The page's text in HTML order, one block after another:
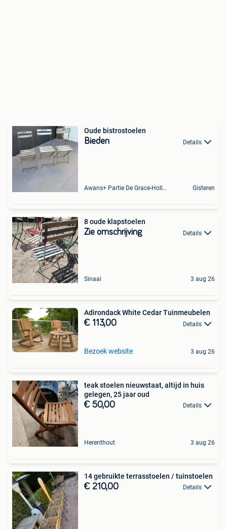
Oude bistrostoelen
Bieden Details
Awans+ Partie De Grace-Hollogne Gisteren
8 oude klapstoelen
Zie omschrijving Details
Sinaai 3 aug 26
Adirondack White Cedar Tuinmeubelen
€ 113,00 Details
Bezoek website 3 aug 26
teak stoelen nieuwstaat, altijd in huis
gelegen, 25 jaar oud
€ 50,00 Details
Herenthout 3 aug 26
14 gebruikte terrasstoelen / tuinstoelen
€ 210,00 Details